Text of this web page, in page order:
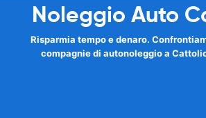
Noleggio Auto
Risparmia tempo e denaro.
compagnie di autonoleggio a